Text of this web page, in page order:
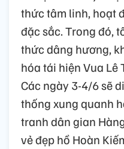
thức tâm linh, hoạt
đặc sắc. Trong đó,
thức dâng hương,
hóa tái hiện Vua Lê
Các ngày 3-4/6 sẽ
thống xung quanh
tranh dân gian
vẻ đẹp hồ Hoàn